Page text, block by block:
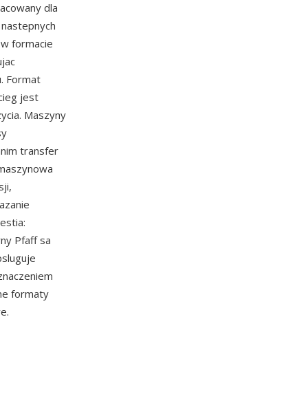
dla
formacie
Format
jest
Maszyny
transfer
Pfaff sa
formaty